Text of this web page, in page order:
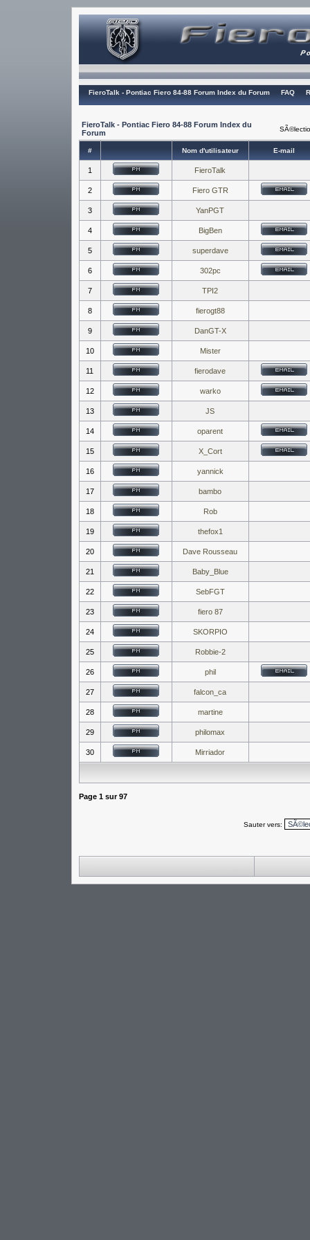
FieroTalk - Pontiac Fiero 84-88 Forum Index du Forum FAQ
FieroTalk - Pontiac Fiero 84-88 Forum Index du
Forum
# Nom d'utilisateur E-mail
1 FieroTalk
2 Fiero GTR
3 YanPGT
4 BigBen
5 superdave
6 302pc
7 TPI2
8 fierogt88
9 DanGT-X
10 Mister
11 fierodave
12 warko
13 JS
14 oparent
15 X_Cort
16 yannick
17 bambo
18 Rob
19 thefox1
20 Dave Rousseau
21 Baby_Blue
22 SebFGT
23 fiero 87
24 SKORPIO
25 Robbie-2
26 phil
27 falcon_ca
28 martine
29 philomax
30 Mirriador
Page 1sur97
Sauter vers: